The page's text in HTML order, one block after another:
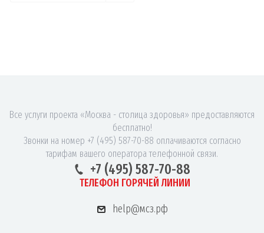
Все услуги проекта «Москва - столица здоровья» предоставляются
бесплатно!
Звонки на номер +7 (495) 587-70-88 оплачиваются согласно
тарифам вашего оператора телефонной связи.
+7 (495) 587-70-88
ТЕЛЕФОН ГОРЯЧЕЙ ЛИНИИ
help@мсз.рф